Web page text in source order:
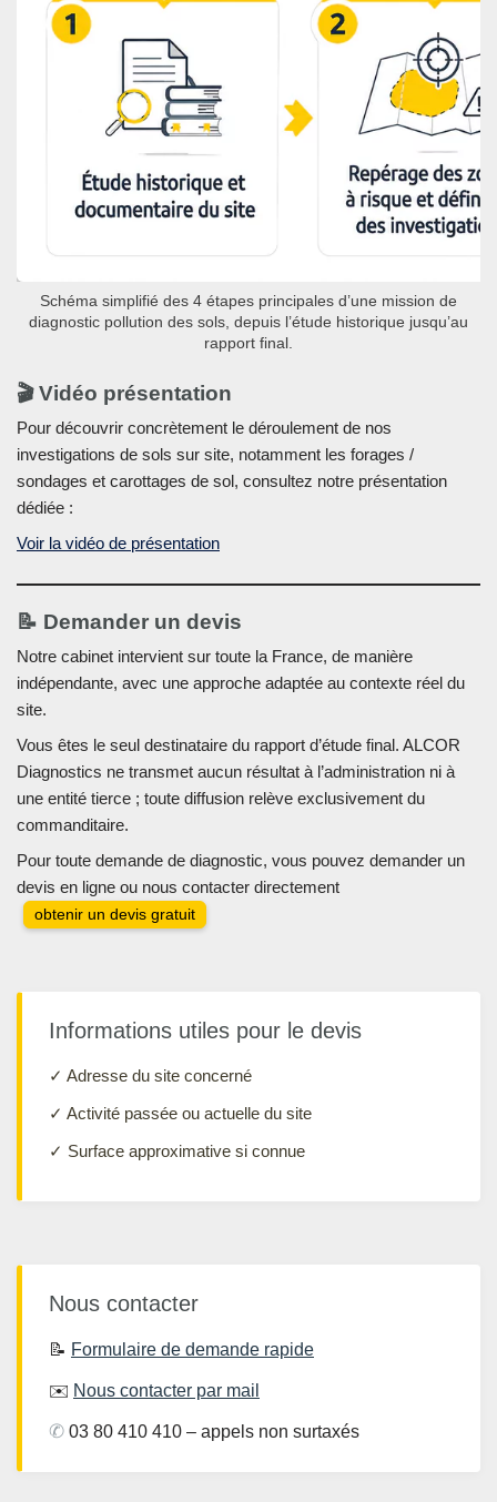
Schéma simplifié des 4 étapes principales d’une mission de
diagnostic pollution des sols, depuis l’étude historique jusqu’au
rapport final.
🎬 Vidéo présentation
Pour découvrir concrètement le déroulement de nos
investigations de sols sur site, notamment les forages /
sondages et carottages de sol, consultez notre présentation
dédiée :
Voir la vidéo de présentation
📝 Demander un devis
Notre cabinet intervient sur toute la France, de manière
indépendante, avec une approche adaptée au contexte réel du
site.
Vous êtes le seul destinataire du rapport d’étude final. ALCOR
Diagnostics ne transmet aucun résultat à l’administration ni à
une entité tierce ; toute diffusion relève exclusivement du
commanditaire.
Pour toute demande de diagnostic, vous pouvez demander un
devis en ligne ou nous contacter directement
obtenir un devis gratuit
Informations utiles pour le devis
✓ Adresse du site concerné
✓ Activité passée ou actuelle du site
✓ Surface approximative si connue
Nous contacter
📝 Formulaire de demande rapide
✉️ Nous contacter par mail
✆ 03 80 410 410 – appels non surtaxés